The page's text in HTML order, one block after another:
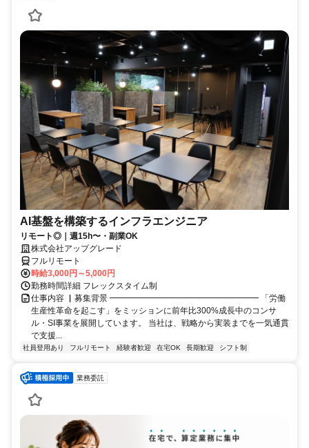
AI基盤を構築するインフラエンジニア
リモート◎｜週15h〜・副業OK
株式会社アップグレード
フルリモート
時給3,000円～5,000円
勤務時間詳細 フレックスタイム制
仕事内容 ▏募集背景 ━━━━━━━━━━━━━━━━━━ 「労働
生産性革命を起こす」をミッションに前年比300%成長中のコンサ
ル・SI事業を展開しています。 当社は、戦略から実装までを一気通貫
で支援...
社員登用あり フルリモート 経験者歓迎 在宅OK 長期歓迎 シフト制
業務委託